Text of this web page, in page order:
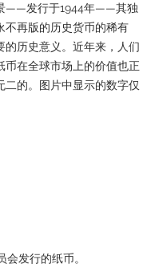
——发行于1944年——其独
不再版的历史货币的稀有
历史意义。近年来，人们
币在全球市场上的价值也正
的。图片中显示的数字仅
发行的纸币。